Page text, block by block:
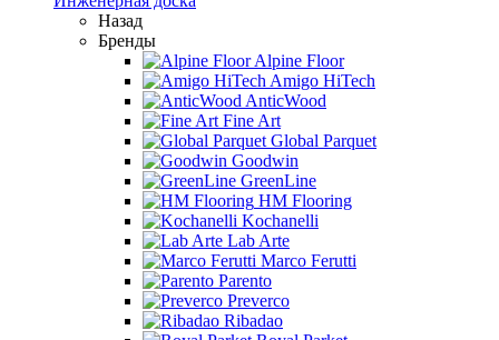
Назад
Бренды
Alpine Floor
Amigo HiTech
AnticWood
Fine Art
Global Parquet
Goodwin
GreenLine
HM Flooring
Kochanelli
Lab Arte
Marco Ferutti
Parento
Preverco
Ribadao